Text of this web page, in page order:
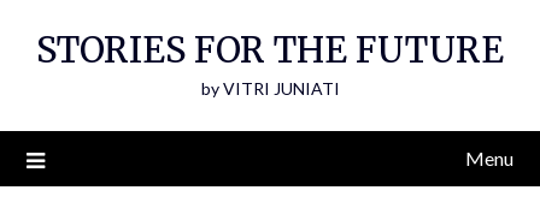
STORIES FOR THE FUTURE
by VITRI JUNIATI
Menu